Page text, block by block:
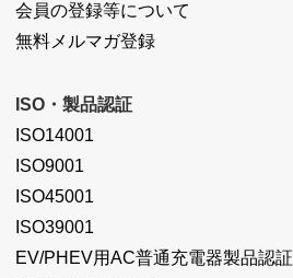
会員の登録等について
無料メルマガ登録
ISO・製品認証
ISO14001
ISO9001
ISO45001
ISO39001
EV/PHEV用AC普通充電器製品認証